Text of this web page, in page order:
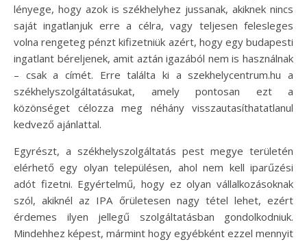
lényege, hogy azok is székhelyhez jussanak, akiknek nincs
saját ingatlanjuk erre a célra, vagy teljesen felesleges
volna rengeteg pénzt kifizetniük azért, hogy egy budapesti
ingatlant béreljenek, amit aztán igazából nem is használnak
– csak a címét. Erre találta ki a szekhelycentrum.hu a
székhelyszolgáltatásukat, amely pontosan ezt a
közönséget célozza meg néhány visszautasíthatatlanul
kedvező ajánlattal.
Egyrészt, a székhelyszolgáltatás pest megye területén
elérhető egy olyan településen, ahol nem kell iparűzési
adót fizetni. Egyértelmű, hogy ez olyan vállalkozásoknak
szól, akiknél az IPA őrületesen nagy tétel lehet, ezért
érdemes ilyen jellegű szolgáltatásban gondolkodniuk.
Mindehhez képest, mármint hogy egyébként ezzel mennyit